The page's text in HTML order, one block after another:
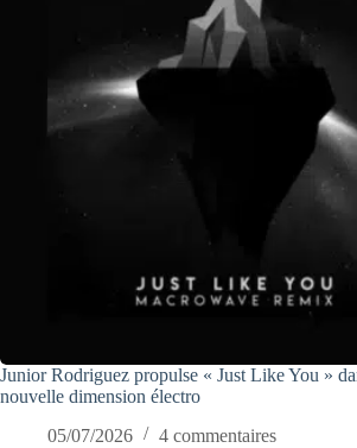
Junior Rodriguez propulse « Just Like You »
nouvelle dimension électro
05/07/2026
4 commentaires